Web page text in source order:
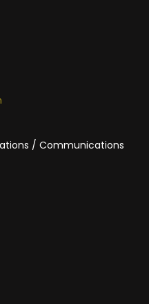
/ Communications